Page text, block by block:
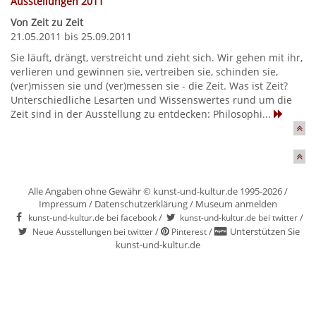
Von Zeit zu Zeit
21.05.2011 bis 25.09.2011
Sie läuft, drängt, verstreicht und zieht sich. Wir gehen mit ihr,
verlieren und gewinnen sie, vertreiben sie, schinden sie,
(ver)missen sie und (ver)messen sie - die Zeit. Was ist Zeit?
Unterschiedliche Lesarten und Wissenswertes rund um die
Zeit sind in der Ausstellung zu entdecken: Philosophi...
Alle Angaben ohne Gewähr © kunst-und-kultur.de 1995-2026 /
Impressum / Datenschutzerklärung/ Museum anmelden
kunst-und-kultur.de bei facebook/ kunst-und-kultur.de bei twitter/
Neue Ausstellungen bei twitter/ Pinterest/
Unterstützen Sie
kunst-und-kultur.de